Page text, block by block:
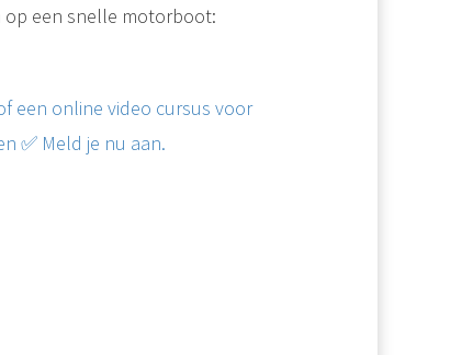
op een snelle motorboot:
een online video cursus voor
✅ Meld je nu aan.